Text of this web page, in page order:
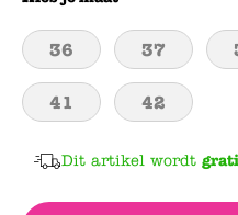
36 37
41 42
Dit artikel wordt